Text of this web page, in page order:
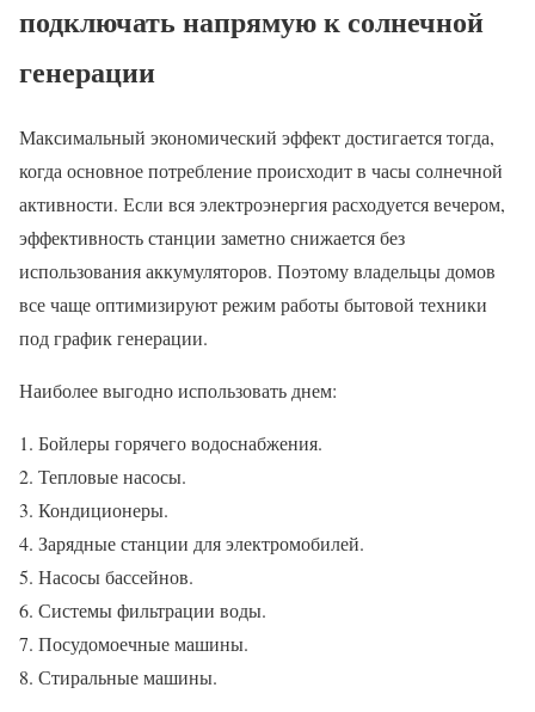
подключать напрямую к солнечной
генерации
Максимальный экономический эффект достигается тогда,
когда основное потребление происходит в часы солнечной
активности. Если вся электроэнергия расходуется вечером,
эффективность станции заметно снижается без
использования аккумуляторов. Поэтому владельцы домов
все чаще оптимизируют режим работы бытовой техники
под график генерации.
Наиболее выгодно использовать днем:
Бойлеры горячего водоснабжения.
Тепловые насосы.
Кондиционеры.
Зарядные станции для электромобилей.
Насосы бассейнов.
Системы фильтрации воды.
Посудомоечные машины.
Стиральные машины.